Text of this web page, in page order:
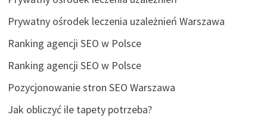
Prywatny ośrodek leczenia uzależnień Warszawa
Ranking agencji SEO w Polsce
Ranking agencji SEO w Polsce
Pozycjonowanie stron SEO Warszawa
Jak obliczyć ile tapety potrzeba?